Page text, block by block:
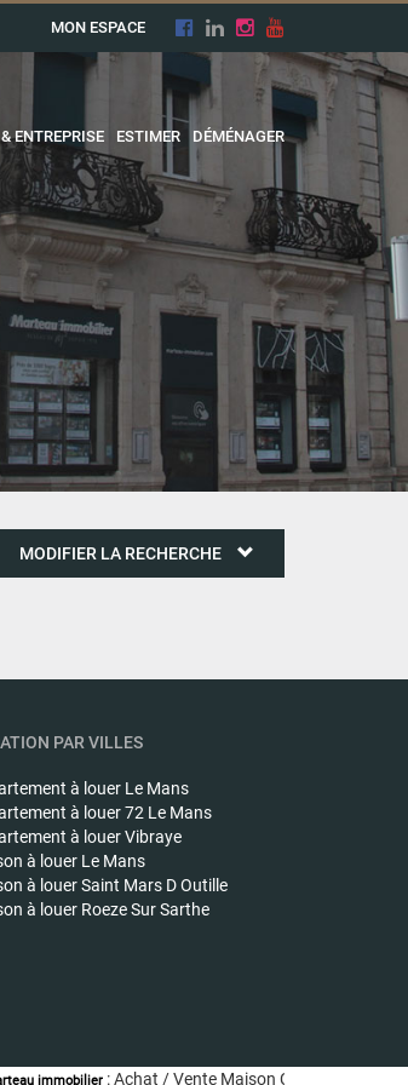
MON ESPACE
ENTREPRISE ESTIMER DÉMÉNAGER
MODIFIER LA RECHERCHE
PAR VILLES
à louer Le Mans
à louer72 Le Mans
à louerVibraye
à louer Le Mans
à louerSaint Mars D Outille
à louer Roeze Sur Sarthe
immobilier: Achat / Vente Maison CORMES - Maison a